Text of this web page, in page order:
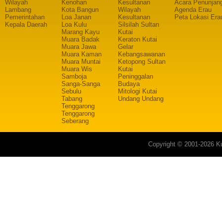
Wilayah
Lambang
Pemerintahan
Kepala Daerah
Kenohan
Kota Bangun
Loa Janan
Loa Kulu
Marang Kayu
Muara Badak
Muara Jawa
Muara Kaman
Muara Muntai
Muara Wis
Samboja
Sanga-Sanga
Sebulu
Tabang
Tenggarong
Tenggarong
Seberang
Kesultanan
Wilayah
Kesultanan
Silsilah Sultan
Kutai
Keraton Kutai
Gelar
Kebangsawanan
Ketopong Sultan
Kutai
Peninggalan
Budaya
Mitologi Kutai
Undang Undang
Acara
Agenda Erau
Peta Lokasi
Copyright © 2001-2026